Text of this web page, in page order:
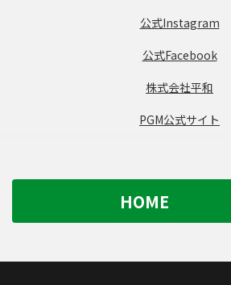
公式Instagram
公式Facebook
株式会社平和
PGM公式サイト
HOME